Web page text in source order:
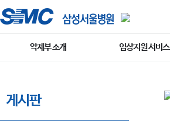
약제부 소개 임상지원 서비스
게시판